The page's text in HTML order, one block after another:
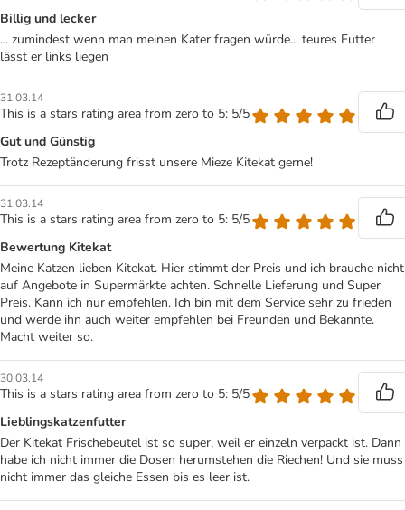
Billig und lecker
... zumindest wenn man meinen Kater fragen würde... teures Futter
lässt er links liegen
31.03.14
This is a stars rating area from zero to 5: 5/5
Gut und Günstig
Trotz Rezeptänderung frisst unsere Mieze Kitekat gerne!
31.03.14
This is a stars rating area from zero to 5: 5/5
Bewertung Kitekat
Meine Katzen lieben Kitekat. Hier stimmt der Preis und ich brauche nicht
auf Angebote in Supermärkte achten. Schnelle Lieferung und Super
Preis. Kann ich nur empfehlen. Ich bin mit dem Service sehr zu frieden
und werde ihn auch weiter empfehlen bei Freunden und Bekannte.
Macht weiter so.
30.03.14
This is a stars rating area from zero to 5: 5/5
Lieblingskatzenfutter
Der Kitekat Frischebeutel ist so super, weil er einzeln verpackt ist. Dann
habe ich nicht immer die Dosen herumstehen die Riechen! Und sie muss
nicht immer das gleiche Essen bis es leer ist.